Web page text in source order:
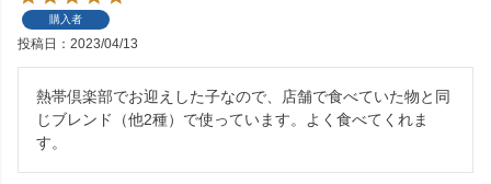
購入者
投稿日 2023/04/13
熱帯倶楽部でお迎えした子なので、店舗で食べていた物と同
じブレンド（他2種）で使っています。よく食べてくれま
す。